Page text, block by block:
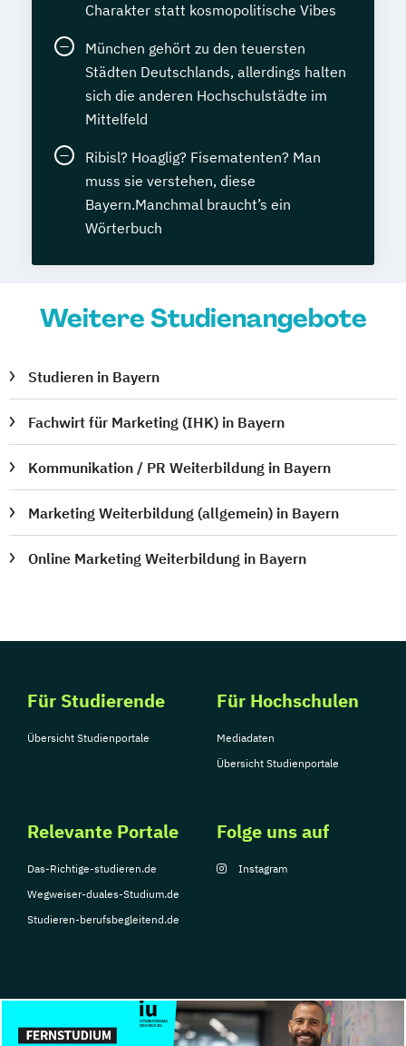
Charakter statt kosmopolitische Vibes
München gehört zu den teuersten
Städten Deutschlands, allerdings halten
sich die anderen Hochschulstädte im
Mittelfeld
Ribisl? Hoaglig? Fisematenten? Man
muss sie verstehen, diese
Bayern.Manchmal braucht’s ein
Wörterbuch
Weitere Studienangebote
Studieren in Bayern
Fachwirt für Marketing (IHK) in Bayern
Kommunikation / PR Weiterbildung in Bayern
Marketing Weiterbildung (allgemein) in Bayern
Online Marketing Weiterbildung in Bayern
Für Studierende
Übersicht Studienportale
Für Hochschulen
Mediadaten
Übersicht Studienportale
Relevante Portale
Das-Richtige-studieren.de
Wegweiser-duales-Studium.de
Studieren-berufsbegleitend.de
Folge uns auf
Instagram
© Copyright 2026, TarGroup Media GmbH